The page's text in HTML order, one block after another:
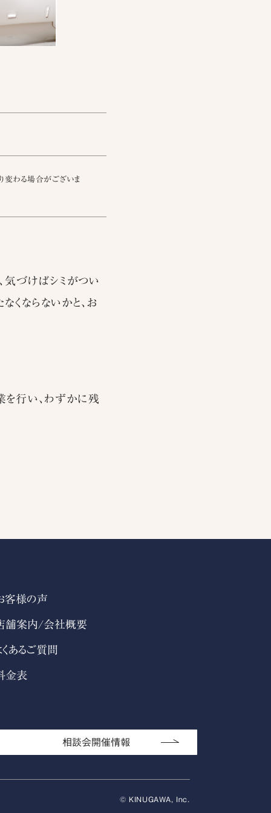
変わる場合がございま
気づけばシミがつい
くならないかと、お
を行い、わずかに残
客様の声
舗案内/会社概要
くあるご質問
金表
相談会開催情報
© KINUGAWA, Inc.